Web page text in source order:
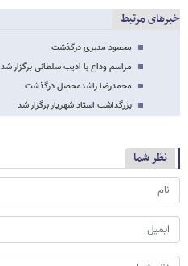
خبرهای مرتبط
محمود مدبری درگذشت
مراسم وداع با ادیب سلطانی برگزار شد
محمدرضا راشدمحصل درگذشت
بزرگداشت استاد شهریار برگزار شد
نظر شما